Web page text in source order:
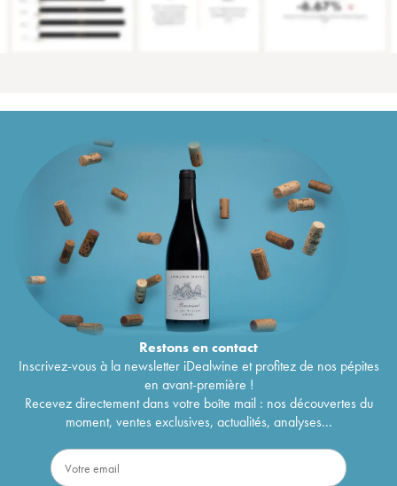
Restons encontact
Inscrivez-vous à la newsletter iDealwine et profitez de nos pépites
en avant-première !
Recevez directement dans votre boîte mail : nos découvertes du
moment, ventes exclusives, actualités, analyses...